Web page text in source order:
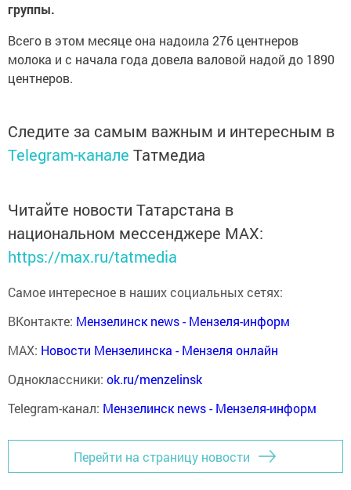
группы.
Всего в этом месяце она надоила 276 центнеров
молока и с начала года довела валовой надой до 1890
центнеров.
Следите за самым важным и интересным в
Telegram-канале Татмедиа
Читайте новости Татарстана в
национальном мессенджере MАХ:
https://max.ru/tatmedia
Самое интересное в наших социальных сетях:
ВКонтакте: Мензелинск news - Мензеля-информ
MAX: Новости Мензелинска - Мензеля онлайн
Одноклассники: ok.ru/menzelinsk
Telegram-канал: Мензелинск news - Мензеля-информ
Перейти на страницу новости